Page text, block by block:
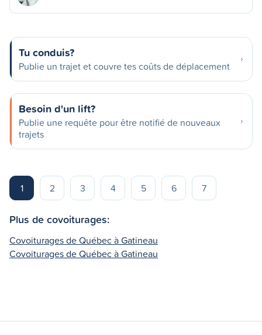
Tu conduis?
Publie un trajet et couvre tes coûts de déplacement
Besoin d'un lift?
Publie une requête pour être notifié de nouveaux
trajets
1 2 3 4 5 6 7
Plus de covoiturages:
Covoiturages de Québec à Gatineau
Covoiturages de Québec à Gatineau